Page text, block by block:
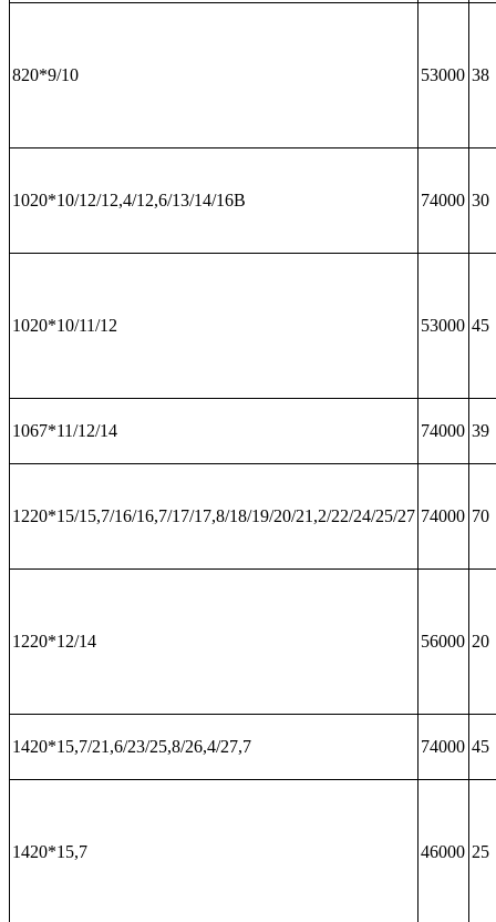
820*9/10 53000 38
1020*10/12/12,4/12,6/13/14/16В 74000 30
1020*10/11/12 53000 45
1067*11/12/14 74000 39
1220*15/15,7/16/16,7/17/17,8/18/19/20/21,2/22/24/25/27 74000 70
1220*12/14 56000 20
1420*15,7/21,6/23/25,8/26,4/27,7 74000 45
1420*15,7 46000 25